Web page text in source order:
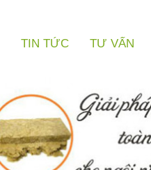
TIN TỨC TƯ VẤN